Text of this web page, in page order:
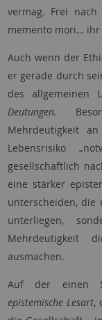
vermag. Frei
memento mori… ihr
Auch wenn der
er gerade durch
des allgemeinen
Deutungen.
Mehrdeutigkeit
Lebensrisiko
gesellschaftlich
eine stärker
unterscheiden, die
unterliegen,
Mehrdeutigkeit
ausmachen.
Auf der einen
epistemische Lesart,